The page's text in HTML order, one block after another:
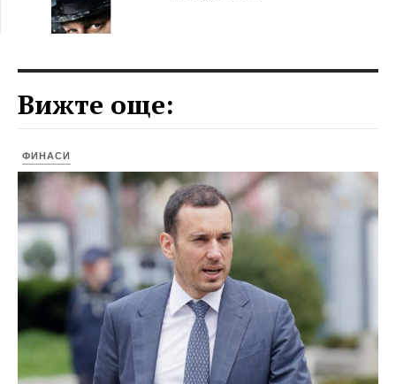
Вижте още:
ФИНАСИ